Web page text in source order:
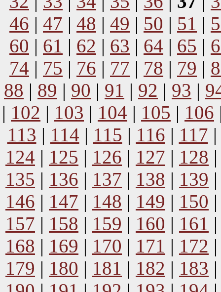
46 | 47 | 48 | 49 | 50 | 51 |
60 | 61 | 62 | 63 | 64 | 65 |
74 | 75 | 76 | 77 | 78 | 79 |
88 | 89 | 90 | 91 | 92 | 93 |
| 102 | 103 | 104 | 105 | 106
113 | 114 | 115 | 116 | 117
124 | 125 | 126 | 127 | 128
135 | 136 | 137 | 138 | 139
146 | 147 | 148 | 149 | 150
157 | 158 | 159 | 160 | 161
168 | 169 | 170 | 171 | 172
179 | 180 | 181 | 182 | 183